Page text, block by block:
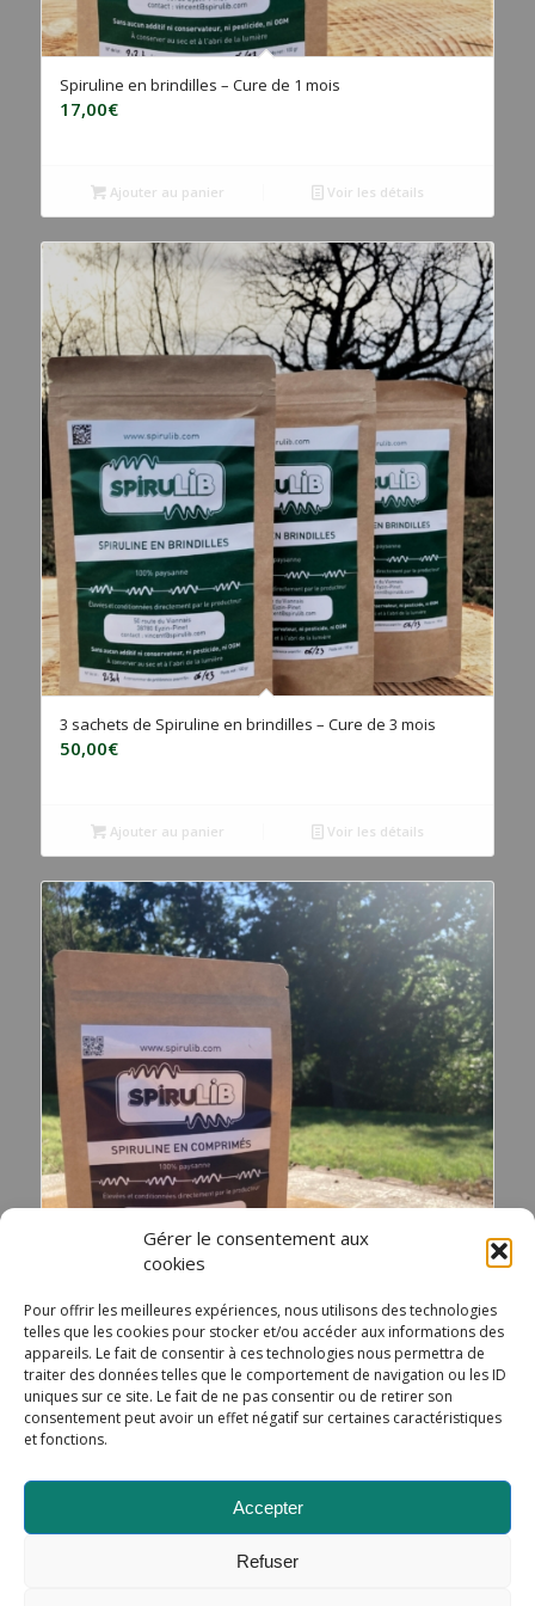
Gérer le consentement aux
cookies
Pour offrir les meilleures expériences, nous utilisons des technologies
telles que les cookies pour stocker et/ou accéder aux informations des
appareils. Le fait de consentir à ces technologies nous permettra de
traiter des données telles que le comportement de navigation ou les ID
uniques sur ce site. Le fait de ne pas consentir ou de retirer son
consentement peut avoir un effet négatif sur certaines caractéristiques
et fonctions.
Accepter
Refuser
Spiruline en brindilles – Cure de 1 mois
17,00€
Ajouter au panier Voir les détails
3 sachets de Spiruline en brindilles – Cure de 3 mois
50,00€
Ajouter au panier Voir les détails
Spiruline en Comprimés
21,00€